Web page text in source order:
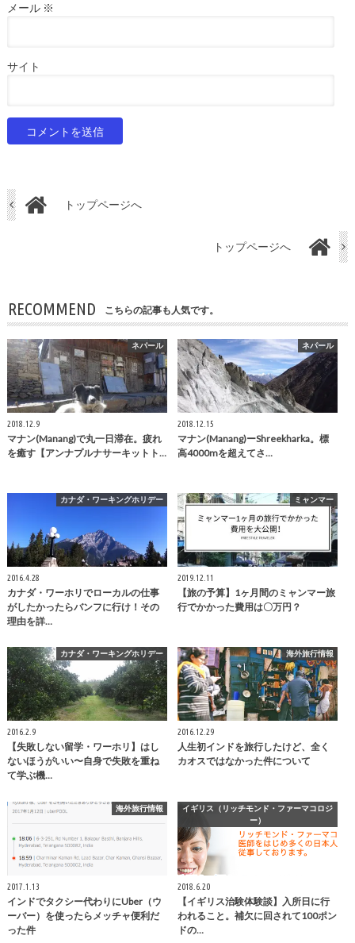
メール ※
サイト
トップページへ
トップページへ
RECOMMEND こちらの記事も人気です。
ネパール
2018.12.9
マナン(Manang)で丸一日滞在。疲れ
を癒す【アンナプルナサーキットト…
ネパール
2018.12.15
マナン(Manang)ーShreekharka。標
高4000mを超えてさ…
カナダ・ワーキングホリデー
2016.4.28
カナダ・ワーホリでローカルの仕事
がしたかったらバンフに行け！その
理由を詳…
ミャンマー
2019.12.11
【旅の予算】1ヶ月間のミャンマー旅
行でかかった費用は〇万円？
カナダ・ワーキングホリデー
2016.2.9
【失敗しない留学・ワーホリ】はし
ないほうがいい〜自身で失敗を重ね
て学ぶ機…
海外旅行情報
2016.12.29
人生初インドを旅行したけど、全く
カオスではなかった件について
海外旅行情報
2017.1.13
インドでタクシー代わりにUber（ウ
ーバー）を使ったらメッチャ便利だ
った件
イギリス（リッチモンド・ファーマコロジ
ー）
2018.6.20
【イギリス治験体験談】入所日に行
われること。補欠に回されて100ポン
ドの…